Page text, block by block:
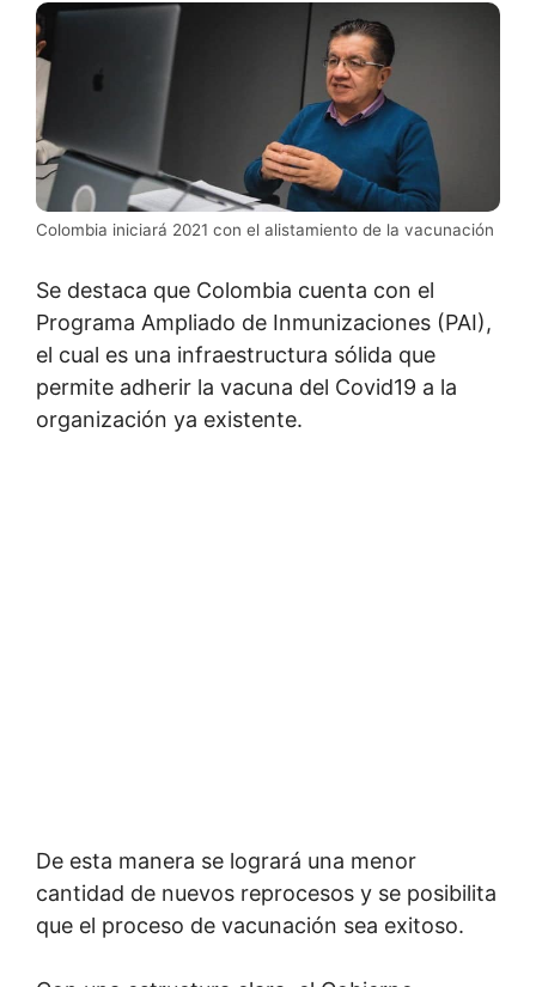
Colombia iniciará 2021 con el alistamiento de la vacunación
Se destaca que Colombia cuenta con el
Programa Ampliado de Inmunizaciones (PAI),
el cual es una infraestructura sólida que
permite adherir la vacuna del Covid19 a la
organización ya existente.
De esta manera se logrará una menor
cantidad de nuevos reprocesos y se posibilita
que el proceso de vacunación sea exitoso.